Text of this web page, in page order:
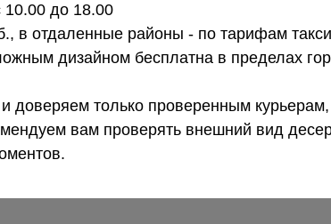
10.00 до 18.00
в отдаленные районы - по тарифам
дизайном бесплатна в пределах
только проверенным
вам проверять внешний вид